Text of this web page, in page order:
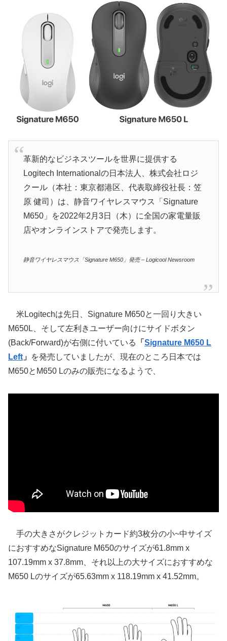
革新的なビジネスツールを世界に提供する
Logitech Internationalの日本法人、株式会社ロジ
クール（本社：東京都港区、代表取締役社長：笠
原 健司）は、静音ワイヤレスマウス「Signature
M650」を2022年2月3日（木）に全国の家電量販
店やオンラインストアで発売します。
静音ワイヤレスマウス「Signature M650」発売 – Logicool Newsroom
米Logitechは先日、Signature M650と一回り大きい
M650L、そして左利きユーザー向けにサイドボタン
(Back/Forward)が右側に付いている
「 Signature M650 L
Left 」
を発売していましたが、現在のところ日本では
M650とM650 Lのみの販売になるようで、
手の大きさがクレジットカード約3枚分の小~中サイズ
におすすめなSignature M650のサイズが61.8mm x
107.19mm x 37.8mm、それ以上の大サイズにおすすめな
M650 Lのサイズが65.63mm x 118.19mm x 41.52mm。